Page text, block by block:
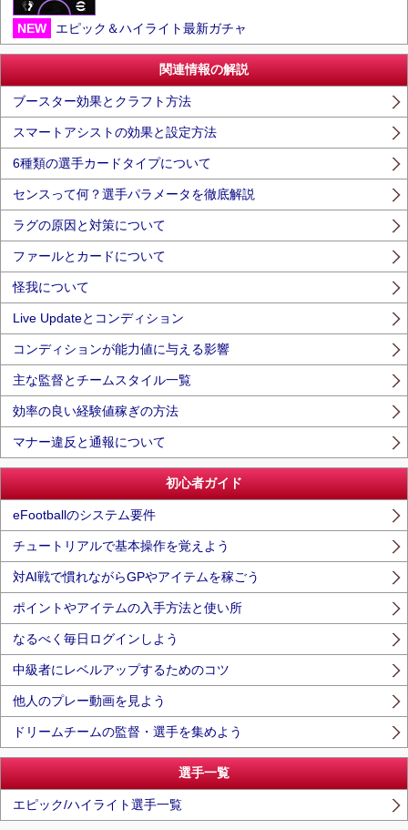
NEW エピック＆ハイライト最新ガチャ
関連情報の解説
ブースター効果とクラフト方法
スマートアシストの効果と設定方法
6種類の選手カードタイプについて
センスって何？選手パラメータを徹底解説
ラグの原因と対策について
ファールとカードについて
怪我について
Live Updateとコンディション
コンディションが能力値に与える影響
主な監督とチームスタイル一覧
効率の良い経験値稼ぎの方法
マナー違反と通報について
初心者ガイド
eFootballのシステム要件
チュートリアルで基本操作を覚えよう
対AI戦で慣れながらGPやアイテムを稼ごう
ポイントやアイテムの入手方法と使い所
なるべく毎日ログインしよう
中級者にレベルアップするためのコツ
他人のプレー動画を見よう
ドリームチームの監督・選手を集めよう
選手一覧
エピック/ハイライト選手一覧